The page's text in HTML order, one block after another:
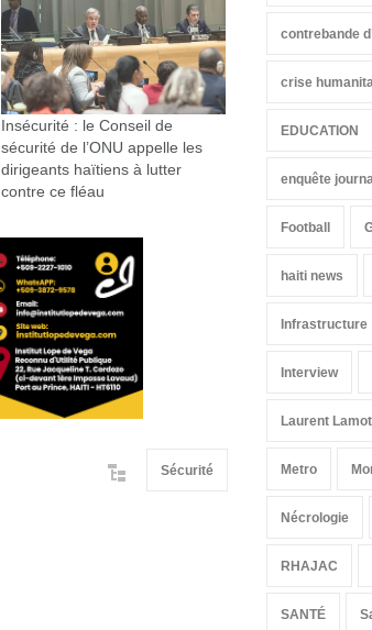
Insécurité : le Conseil de
sécurité de l’ONU appelle les
dirigeants haïtiens à lutter
contre ce fléau
Sécurité
contrebande
crise
EDUCATION
enquête
Football
haiti news
Infrastructure
Interview
Laurent
Metro
Nécrologie
RHAJAC
SANTÉ